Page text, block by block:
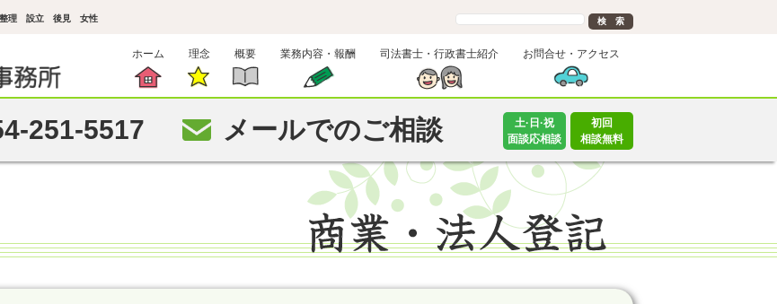
理 設立 後見 女性
ホーム 理念 概要 業務内容・報酬 司法書士・行政書士紹介 お問合せ・アクセス
251-5517 メールでのご相談
土·日·祝
面談応相談
初回
相談無料